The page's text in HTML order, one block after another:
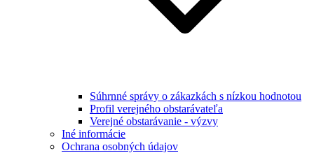
Súhrnné správy o zákazkách s nízkou hodnotou
Profil verejného obstarávateľa
Verejné obstarávanie - výzvy
Iné informácie
Ochrana osobných údajov